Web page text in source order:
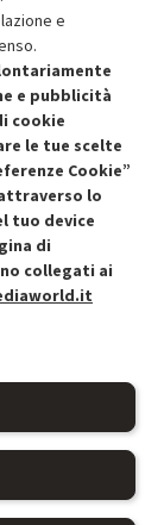
contratto qui
e
e pubblicità
cookie
le tue scelte
Cookie”
lo
tuo device
di
collegati ai